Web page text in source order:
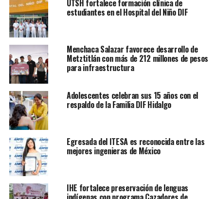
UTSH fortalece formación clínica de
estudiantes en el Hospital del Niño DIF
Menchaca Salazar favorece desarrollo de
Metztitlán con más de 212 millones de pesos
para infraestructura
Adolescentes celebran sus 15 años con el
respaldo de la Familia DIF Hidalgo
Egresada del ITESA es reconocida entre las
mejores ingenieras de México
IHE fortalece preservación de lenguas